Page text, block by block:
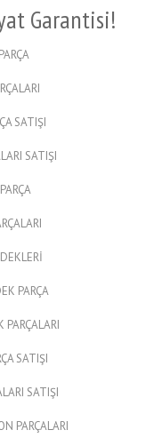
Garantisi!
SATIŞI
SATIŞI
PARÇA
SATIŞI
SATIŞI
PARÇALARI